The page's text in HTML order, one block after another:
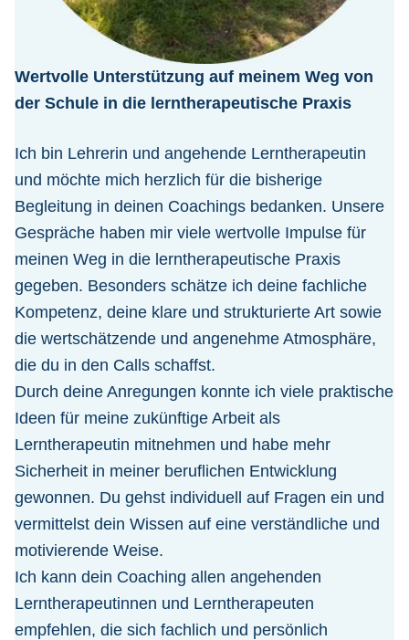
Wertvolle Unterstützung auf meinem Weg von
der Schule in die lerntherapeutische Praxis
Ich bin Lehrerin und angehende Lerntherapeutin
und möchte mich herzlich für die bisherige
Begleitung in deinen Coachings bedanken. Unsere
Gespräche haben mir viele wertvolle Impulse für
meinen Weg in die lerntherapeutische Praxis
gegeben. Besonders schätze ich deine fachliche
Kompetenz, deine klare und strukturierte Art sowie
die wertschätzende und angenehme Atmosphäre,
die du in den Calls schaffst.
Durch deine Anregungen konnte ich viele praktische
Ideen für meine zukünftige Arbeit als
Lerntherapeutin mitnehmen und habe mehr
Sicherheit in meiner beruflichen Entwicklung
gewonnen. Du gehst individuell auf Fragen ein und
vermittelst dein Wissen auf eine verständliche und
motivierende Weise.
Ich kann dein Coaching allen angehenden
Lerntherapeutinnen und Lerntherapeuten
empfehlen, die sich fachlich und persönlich